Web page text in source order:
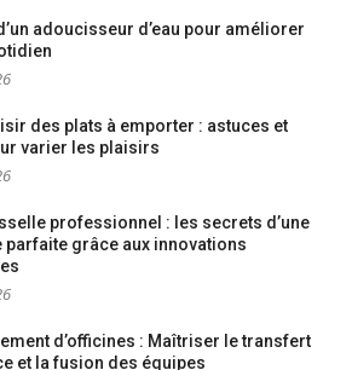
adoucisseur d’eau pour améliorer
des plats à emporter : astuces et
varier les plaisirs
professionnel : les secrets d’une
parfaite grâce aux innovations
d’officines : Maîtriser le transfert
et la fusion des équipes